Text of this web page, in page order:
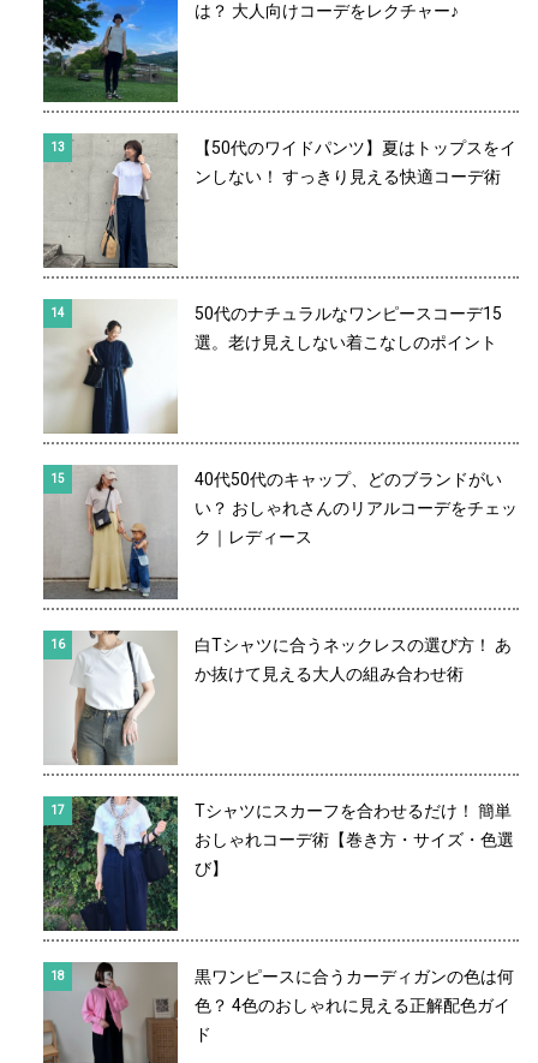
は？ 大人向けコーデをレクチャー♪
【50代のワイドパンツ】夏はトップスをイ
ンしない！ すっきり見える快適コーデ術
50代のナチュラルなワンピースコーデ15
選。老け見えしない着こなしのポイント
40代50代のキャップ、どのブランドがい
い？ おしゃれさんのリアルコーデをチェッ
ク｜レディース
白Tシャツに合うネックレスの選び方！ あ
か抜けて見える大人の組み合わせ術
Tシャツにスカーフを合わせるだけ！ 簡単
おしゃれコーデ術【巻き方・サイズ・色選
び】
黒ワンピースに合うカーディガンの色は何
色？ 4色のおしゃれに見える正解配色ガイ
ド